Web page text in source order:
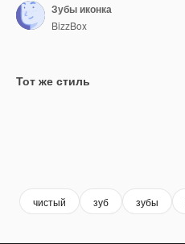
Зубы иконка
BizzBox
Тот же стиль
чистый зуб зубы